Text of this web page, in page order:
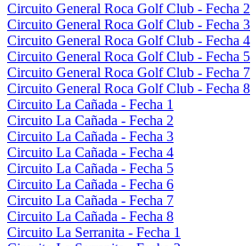
Circuito General Roca Golf Club - Fecha 2
Circuito General Roca Golf Club - Fecha 3
Circuito General Roca Golf Club - Fecha 4
Circuito General Roca Golf Club - Fecha 5
Circuito General Roca Golf Club - Fecha 7
Circuito General Roca Golf Club - Fecha 8
Circuito La Cañada - Fecha 1
Circuito La Cañada - Fecha 2
Circuito La Cañada - Fecha 3
Circuito La Cañada - Fecha 4
Circuito La Cañada - Fecha 5
Circuito La Cañada - Fecha 6
Circuito La Cañada - Fecha 7
Circuito La Cañada - Fecha 8
Circuito La Serranita - Fecha 1